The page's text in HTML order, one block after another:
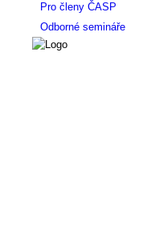
Pro členy ČASP
Odborné semináře